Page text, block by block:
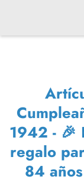
1942 - 🎉
regalo
84